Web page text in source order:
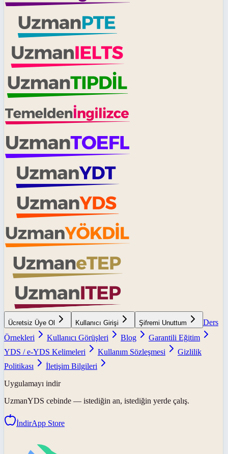
Ücretsiz Üye Ol Kullanıcı Girişi Şifremi Unuttum
Ders
Örnekleri
Kullanıcı Görüşleri Blog
Garantili Eğitim
YDS / e-YDS Kelimeleri
Kullanım Sözleşmesi
Gizlilik
Politikası
İletişim Bilgileri
Uygulamayı indir
UzmanYDS cebinde — istediğin an, istediğin yerde çalış.
İndirApp Store